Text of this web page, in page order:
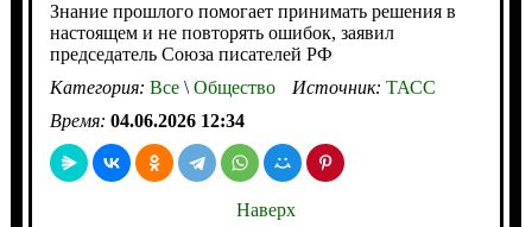
Знание прошлого помогает принимать решения в
настоящем и не повторять ошибок, заявил
председатель Союза писателей РФ
Категория: Все\Общество Источник: ТАСС
Время: 04.06.2026 12:34
Наверх